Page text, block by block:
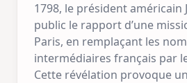
1798, le président américain
public le rapport d’une
Paris, en remplaçant les
intermédiaires français par
Cette révélation provoque